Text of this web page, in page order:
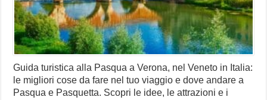
Guida turistica alla Pasqua a Verona, nel Veneto in Italia:
le migliori cose da fare nel tuo viaggio e dove andare a
Pasqua e Pasquetta. Scopri le idee, le attrazioni e i